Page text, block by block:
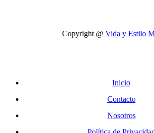
Copyright @ Vida y Estilo
Inicio
Contacto
Nosotros